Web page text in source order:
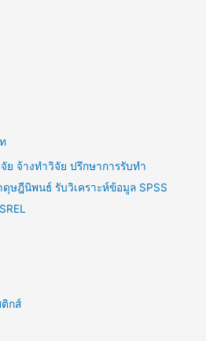
ย จ้างทำวิจัย ปรึกษาการรับทำ
ษฎีนิพนธ์ รับวิเคราะห์ข้อมูล SPSS
ติกส์